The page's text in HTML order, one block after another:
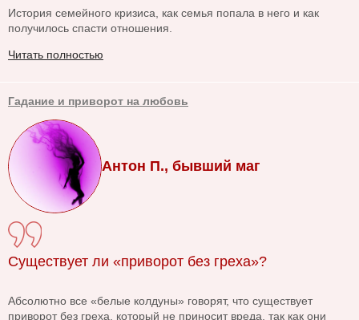
История семейного кризиса, как семья попала в него и как
получилось спасти отношения.
Читать полностью
Гадание и приворот на любовь
Антон П., бывший маг
Существует ли «приворот без греха»?
Абсолютно все «белые колдуны» говорят, что существует
приворот без греха, который не приносит вреда, так как они